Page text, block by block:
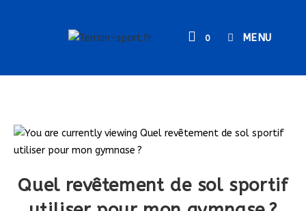
0 MENU
Quel revêtement de sol sportif